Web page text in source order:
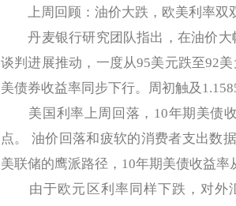
上周回顾：油价大跌，欧美利率双
丹麦银行研究团队指出，在油价大
谈判进展推动，一度从95美元跌至92
美债券收益率同步下行。周初触及
美国利率上周回落，10年期美债收
点。 油价回落和疲软的消费者支出数
美联储的鹰派路径，10年期美债收益
由于欧元区利率同样下跌，对外